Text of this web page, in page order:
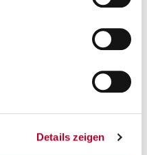
Details zeigen